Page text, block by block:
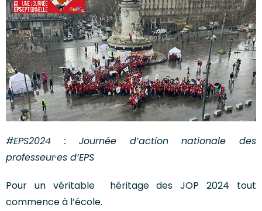
#EPS2024 : Journée d’action nationale des
professeur·es d’EPS
Pour un véritable héritage des JOP 2024 tout
commence à l’école.